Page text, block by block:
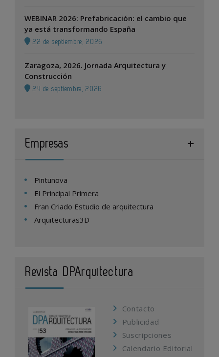
WEBINAR 2026: Prefabricación: el cambio que
ya está transformando España
22 de septiembre, 2026
Zaragoza, 2026. Jornada Arquitectura y
Construcción
24 de septiembre, 2026
Empresas
Pintunova
El Principal Primera
Fran Criado Estudio de arquitectura
Arquitecturas3D
Revista DPArquitectura
Contacto
Publicidad
Suscripciones
Calendario Editorial